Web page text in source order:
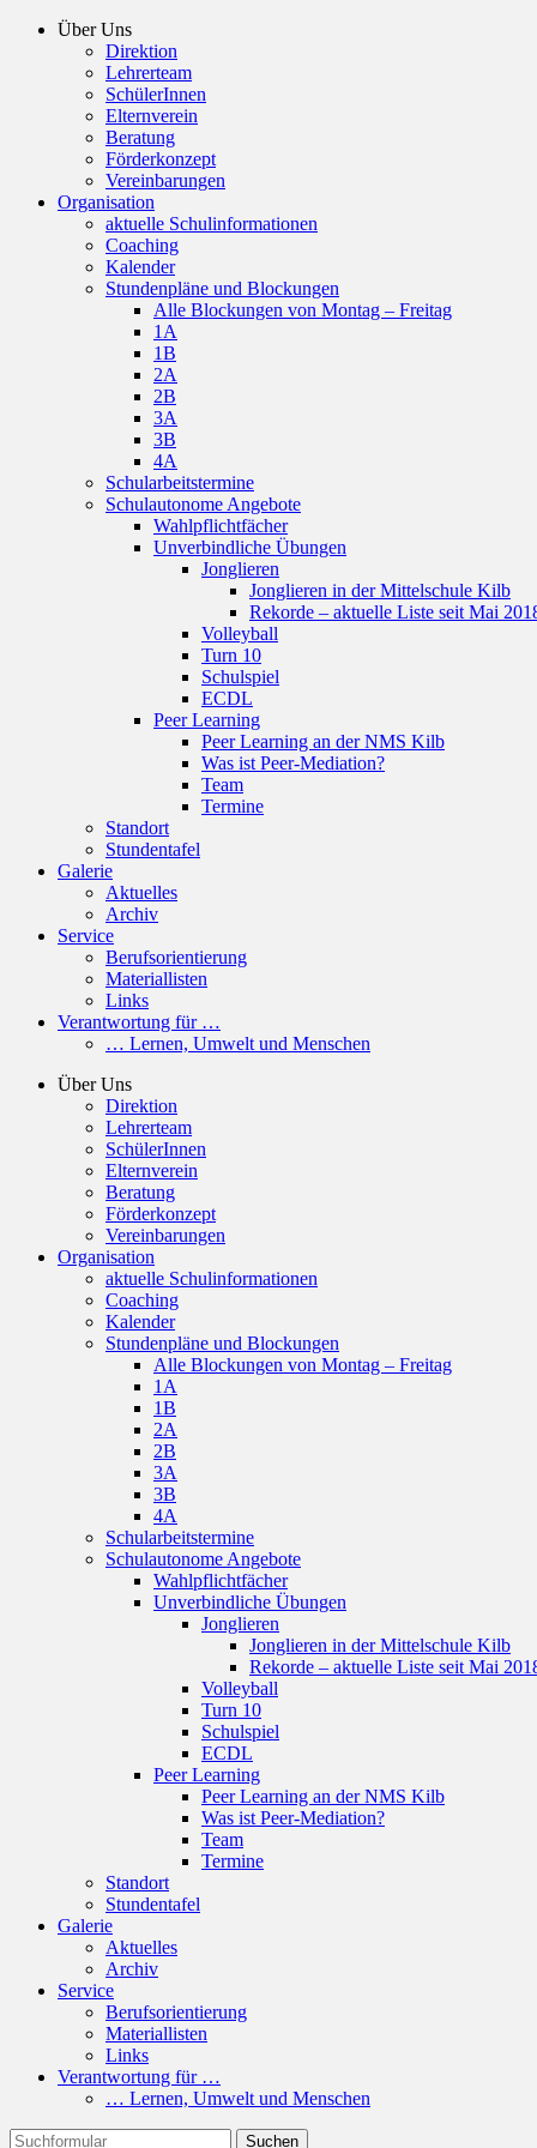
Über Uns
Direktion
Lehrerteam
SchülerInnen
Elternverein
Beratung
Förderkonzept
Vereinbarungen
Organisation
aktuelle Schulinformationen
Coaching
Kalender
Stundenpläne und Blockungen
Alle Blockungen von Montag – Freitag
1A
1B
2A
2B
3A
3B
4A
Schularbeitstermine
Schulautonome Angebote
Wahlpflichtfächer
Unverbindliche Übungen
Jonglieren
Jonglieren in der Mittelschule Kilb
Rekorde – aktuelle Liste seit Mai
Volleyball
Turn 10
Schulspiel
ECDL
Peer Learning
Peer Learning an der NMS Kilb
Was ist Peer-Mediation?
Team
Termine
Standort
Stundentafel
Galerie
Aktuelles
Archiv
Service
Berufsorientierung
Materiallisten
Links
Verantwortung für …
… Lernen, Umwelt und Menschen
Über Uns
Direktion
Lehrerteam
SchülerInnen
Elternverein
Beratung
Förderkonzept
Vereinbarungen
Organisation
aktuelle Schulinformationen
Coaching
Kalender
Stundenpläne und Blockungen
Alle Blockungen von Montag – Freitag
1A
1B
2A
2B
3A
3B
4A
Schularbeitstermine
Schulautonome Angebote
Wahlpflichtfächer
Unverbindliche Übungen
Jonglieren
Jonglieren in der Mittelschule Kilb
Rekorde – aktuelle Liste seit Mai
Volleyball
Turn 10
Schulspiel
ECDL
Peer Learning
Peer Learning an der NMS Kilb
Was ist Peer-Mediation?
Team
Termine
Standort
Stundentafel
Galerie
Aktuelles
Archiv
Service
Berufsorientierung
Materiallisten
Links
Verantwortung für …
… Lernen, Umwelt und Menschen